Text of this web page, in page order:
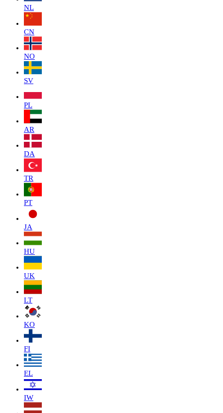
NL
CN
NO
SV
PL
AR
DA
TR
PT
JA
HU
UK
LT
KO
FI
EL
IW